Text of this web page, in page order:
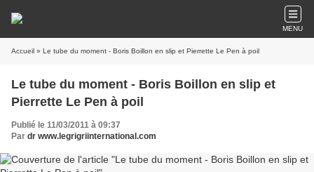
MENU
Accueil » Le tube du moment - Boris Boillon en slip et Pierrette Le Pen à poil
Le tube du moment - Boris Boillon en slip et
Pierrette Le Pen à poil
Publié le 11/03/2011 à 09:37
Par dr www.legrigriinternational.com